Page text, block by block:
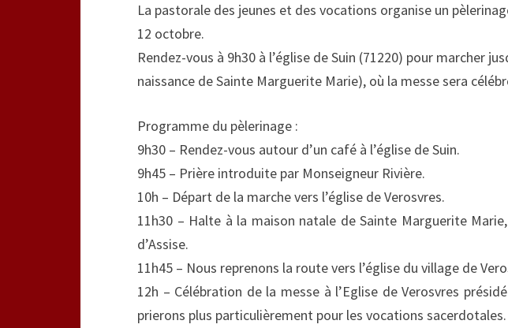
La pastorale des jeunes et des vocations organise un
12 octobre.
Rendez-vous à 9h30 à l’église de Suin (71220) pour marcher
naissance de Sainte Marguerite Marie), où la messe sera
Programme du pèlerinage :
9h30 – Rendez-vous autour d’un café à l’église de Suin.
9h45 – Prière introduite par Monseigneur Rivière.
10h – Départ de la marche vers l’église de Verosvres.
11h30 – Halte à la maison natale de Sainte Marguerite
d’Assise.
11h45 – Nous reprenons la route vers l’église du village de
12h – Célébration de la messe à l’Eglise de Verosvres
prierons plus particulièrement pour les vocations sacerdotales.